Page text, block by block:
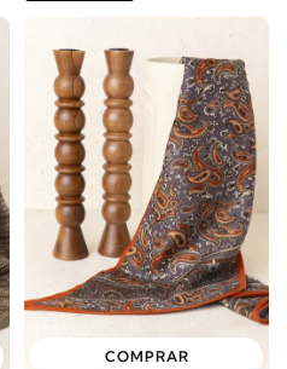
COMPRAR